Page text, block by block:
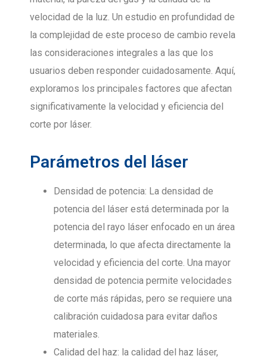
velocidad de la luz. Un estudio en profundidad de
la complejidad de este proceso de cambio revela
las consideraciones integrales a las que los
usuarios deben responder cuidadosamente. Aquí,
exploramos los principales factores que afectan
significativamente la velocidad y eficiencia del
corte por láser.
Parámetros del láser
Densidad de potencia: La densidad de
potencia del láser está determinada por la
potencia del rayo láser enfocado en un área
determinada, lo que afecta directamente la
velocidad y eficiencia del corte. Una mayor
densidad de potencia permite velocidades
de corte más rápidas, pero se requiere una
calibración cuidadosa para evitar daños
materiales.
Calidad del haz: la calidad del haz láser,